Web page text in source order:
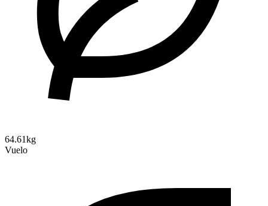
64.61kg
Vuelo